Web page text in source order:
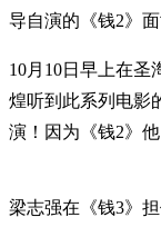
导自演的《钱2》
10月10日早上在圣
煌听到此系列电影
演！因为《钱2》
梁志强在《钱3》